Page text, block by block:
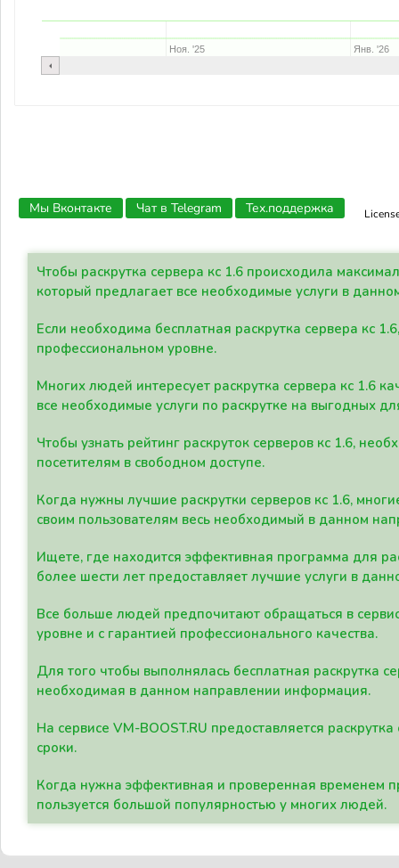
Ноя. '25 Янв. '26
Мы Вконтакте Чат в Telegram Тех.поддержка
Чтобы раскрутка сервера кс 1.6 происходила
который предлагает все необходимые услуги в
Если необходима бесплатная раскрутка сервера кс
профессиональном уровне.
Многих людей интересует раскрутка сервера кс 1.6
все необходимые услуги по раскрутке на выгодных
Чтобы узнать рейтинг раскруток серверов кс 1.6,
посетителям в свободном доступе.
Когда нужны лучшие раскрутки серверов кс 1.6,
своим пользователям весь необходимый в данном
Ищете, где находится эффективная программа для
более шести лет предоставляет лучшие услуги в
Все больше людей предпочитают обращаться в
уровне и с гарантией профессионального качества.
Для того чтобы выполнялась бесплатная раскрутка
необходимая в данном направлении информация.
На сервисе VM-BOOST.RU предоставляется
сроки.
Когда нужна эффективная и проверенная временем
пользуется большой популярностью у многих людей.